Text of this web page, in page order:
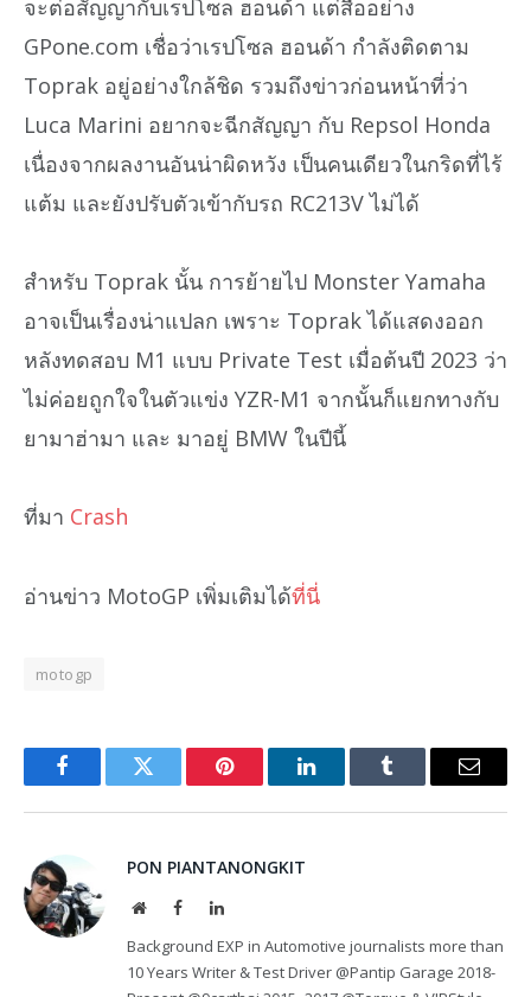
จะต่อสัญญากับเรปโซล ฮอนด้า แต่สื่ออย่าง
GPone.com เชื่อว่าเรปโซล ฮอนด้า กำลังติดตาม
Toprak อยู่อย่างใกล้ชิด รวมถึงข่าวก่อนหน้าที่ว่า
Luca Marini อยากจะฉีกสัญญา กับ Repsol Honda
เนื่องจากผลงานอันน่าผิดหวัง เป็นคนเดียวในกริดที่ไร้
แต้ม และยังปรับตัวเข้ากับรถ RC213V ไม่ได้
สำหรับ Toprak นั้น การย้ายไป Monster Yamaha
อาจเป็นเรื่องน่าแปลก เพราะ Toprak ได้แสดงออก
หลังทดสอบ M1 แบบ Private Test เมื่อต้นปี 2023 ว่า
ไม่ค่อยถูกใจในตัวแข่ง YZR-M1 จากนั้นก็แยกทางกับ
ยามาฮ่ามา และ มาอยู่ BMW ในปีนี้
ที่มา Crash
อ่านข่าว MotoGP เพิ่มเติมได้ที่นี่
motogp
FacebookTwitter Pinterest LinkedInTumblr Email
PON PIANTANONGKIT
WebsiteFacebookLinkedIn
Background EXP in Automotive journalists more than
10 Years Writer & Test Driver @Pantip Garage 2018-